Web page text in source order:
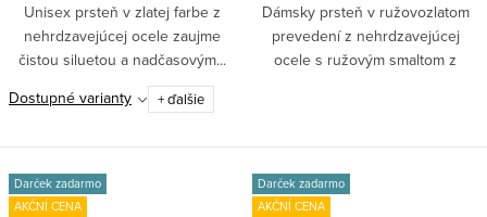
Unisex prsteň v zlatej farbe z
nehrdzavejúcej ocele zaujme
čistou siluetou a nadčasovým...
Dostupné varianty
+ ďalšie
Dámsky prsteň v ružovozlatom
prevedení z nehrdzavejúcej
ocele s ružovým smaltom z
Darček zadarmo
AKČNÍ CENA
Darček zadarmo
AKČNÍ CENA